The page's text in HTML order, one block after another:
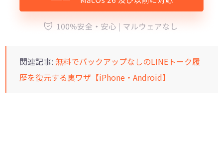
関連記事: 無料でバックアップなしのLINEトーク履
歴を復元する裏ワザ【iPhone・Android】